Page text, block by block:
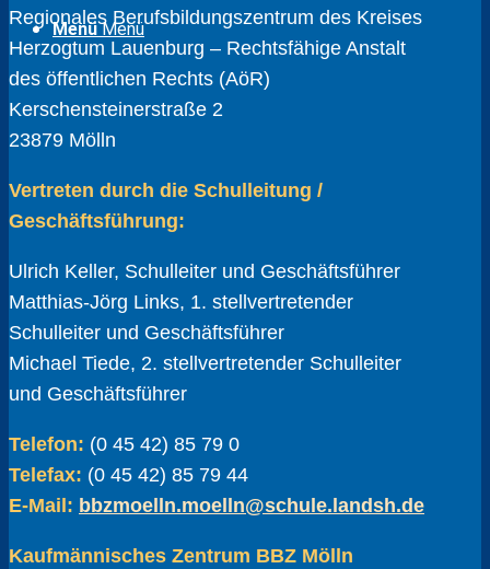
Menü Menü
Regionales Berufsbildungszentrum des Kreises
Herzogtum Lauenburg – Rechtsfähige Anstalt
des öffentlichen Rechts (AöR)
Kerschensteinerstraße 2
23879 Mölln
Vertreten durch die Schulleitung /
Geschäftsführung:
Ulrich Keller, Schulleiter und Geschäftsführer
Matthias-Jörg Links, 1. stellvertretender
Schulleiter und Geschäftsführer
Michael Tiede, 2. stellvertretender Schulleiter
und Geschäftsführer
Telefon: (0 45 42) 85 79 0
Telefax: (0 45 42) 85 79 44
E-Mail: bbzmoelln.moelln@schule.landsh.de
Kaufmännisches Zentrum BBZ Mölln